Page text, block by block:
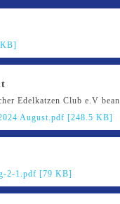
Edelkatzen Club e.V
August.pdf [248.5 KB]
2-1.pdf [79 KB]